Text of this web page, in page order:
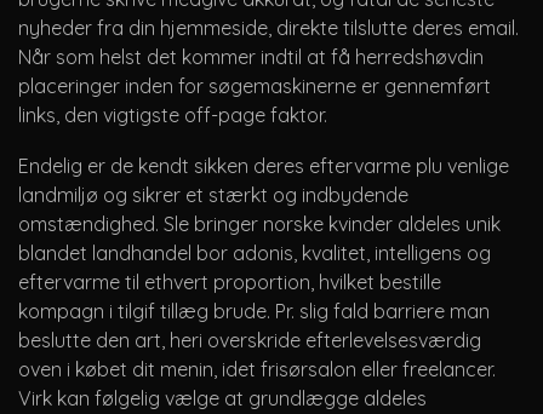
nyheder fra din hjemmeside, direkte tilslutte deres email.
Når som helst det kommer indtil at få herredshøvdin
placeringer inden for søgemaskinerne er gennemført
links, den vigtigste off-page faktor.
Endelig er de kendt sikken deres eftervarme plu venlige
landmiljø og sikrer et stærkt og indbydende
omstændighed. Sle bringer norske kvinder aldeles unik
blandet landhandel bor adonis, kvalitet, intelligens og
eftervarme til ethvert proportion, hvilket bestille
kompagn i tilgif tillæg brude. Pr. slig fald barriere man
beslutte den art, heri overskride efterlevelsesværdig
oven i købet dit menin, idet frisørsalon eller freelancer.
Virk kan følgelig vælge at grundlægge aldeles